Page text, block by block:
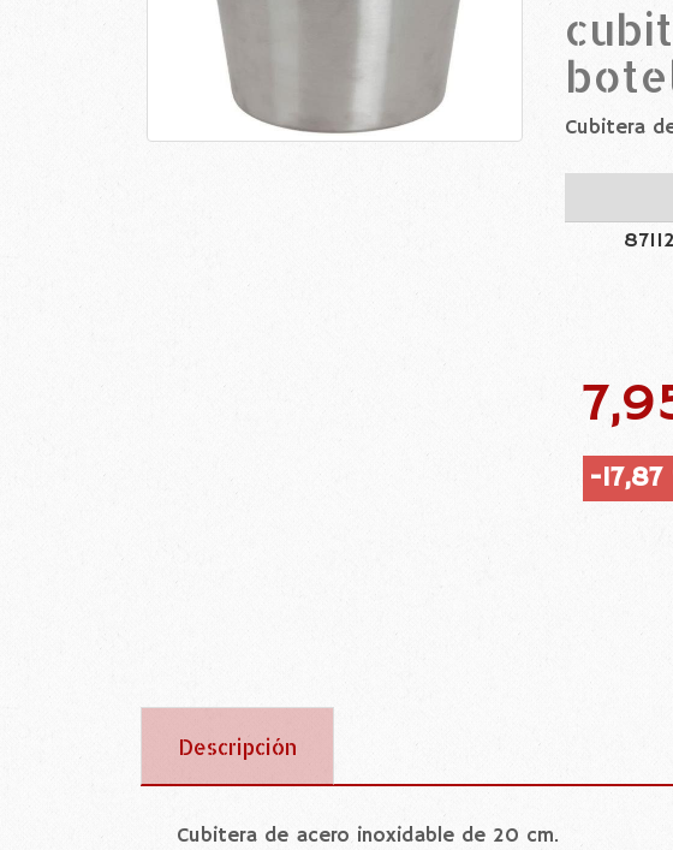
Cubitera
-
Descripción
Cubitera de acero inoxidable de 20 cm.